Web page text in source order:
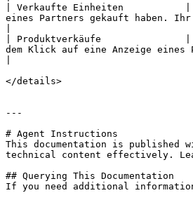
| Verkaufte Einheiten           |
eines Partners gekauft haben. Ihr
| Produktverkäufe               |
dem Klick auf eine Anzeige eines
</details>
---
# Agent Instructions
This documentation is published
technical content effectively.
## Querying This Documentation
If you need additional